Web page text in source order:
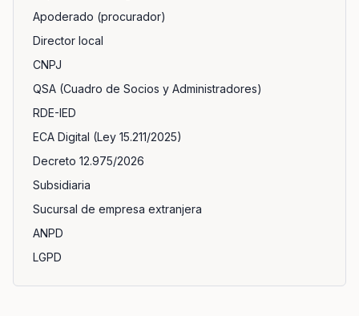
Apoderado (procurador)
Director local
CNPJ
QSA (Cuadro de Socios y Administradores)
RDE-IED
ECA Digital (Ley 15.211/2025)
Decreto 12.975/2026
Subsidiaria
Sucursal de empresa extranjera
ANPD
LGPD